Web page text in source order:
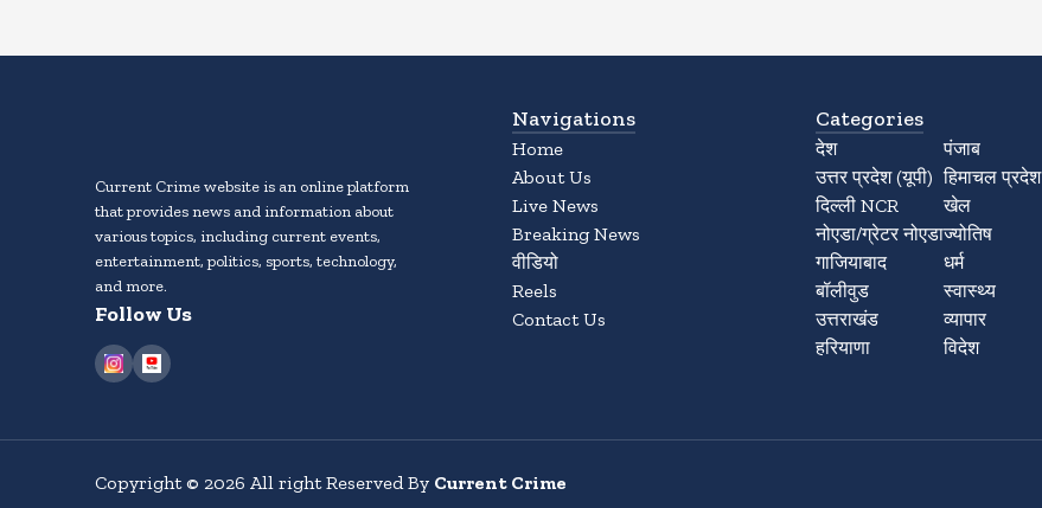
Current Crime website is an online platform
that provides news and information about
various topics, including current events,
entertainment, politics, sports, technology,
and more.
Follow Us
Navigations
Home
About Us
Live News
Breaking News
वीडियो
Reels
Contact Us
Categories
देश
उत्तर प्रदेश (यूपी)
दिल्ली NCR
नोएडा/ग्रेटर नोएडा
गाजियाबाद
बॉलीवुड
उत्तराखंड
हरियाणा
पंजाब
हिमाचल प्रदेश
खेल
ज्योतिष
धर्म
स्वास्थ्य
व्यापार
विदेश
Copyright© 2026 All right Reserved By Current Crime